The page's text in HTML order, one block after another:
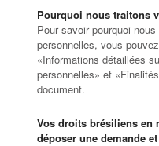
Pourquoi nous traitons
Pour savoir pourquoi
personnelles, vous
«Informations détaillées
personnelles» et
document.
Vos droits brésiliens en
déposer une demande